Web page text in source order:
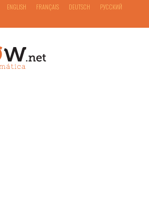
ENGLISH FRANÇAIS DEUTSCH
РУССКИЙ